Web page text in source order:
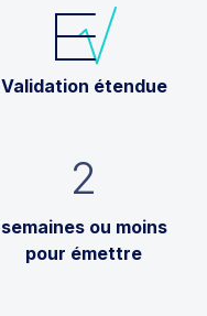
Validation étendue
2
semaines ou moins
pour émettre